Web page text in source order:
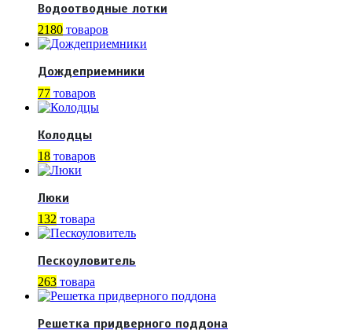
Водоотводные лотки
2180 товаров
Дождеприемники
77 товаров
Колодцы
18 товаров
Люки
132 товара
Пескоуловитель
263 товара
Решетка придверного поддона